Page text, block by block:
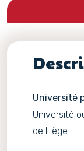
Université
Université
de Liège